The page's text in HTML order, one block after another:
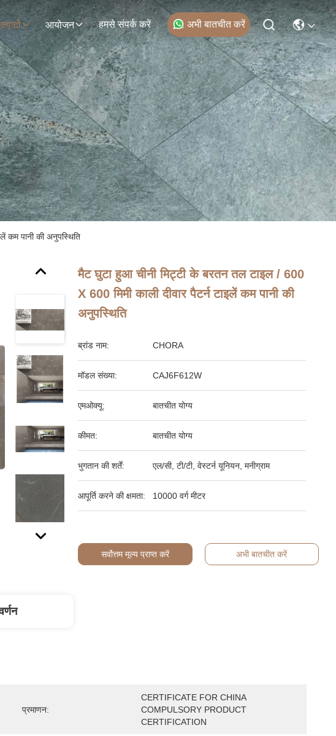
आयोजन हमसे संपर्क करें अभी बातचीत करें
कम पानी की अनुपस्थिति
मैट घुटा हुआ चीनी मिट्टी के बरतन तल टाइल / 600
X 600 मिमी काली दीवार पैटर्न टाइलें कम पानी की
अनुपस्थिति
ब्रांड नाम: CHORA
मॉडल संख्या: CAJ6F612W
एमओक्यू: बातचीत योग्य
कीमत: बातचीत योग्य
भुगतान की शर्तें: एल/सी, टी/टी, वेस्टर्न यूनियन, मनीग्राम
आपूर्ति करने की क्षमता: 10000 वर्ग मीटर
सर्वोत्तम मूल्य प्राप्त करें अभी बातचीत करें
प्रमाणन:
CERTIFICATE FOR CHINA
COMPULSORY PRODUCT
CERTIFICATION